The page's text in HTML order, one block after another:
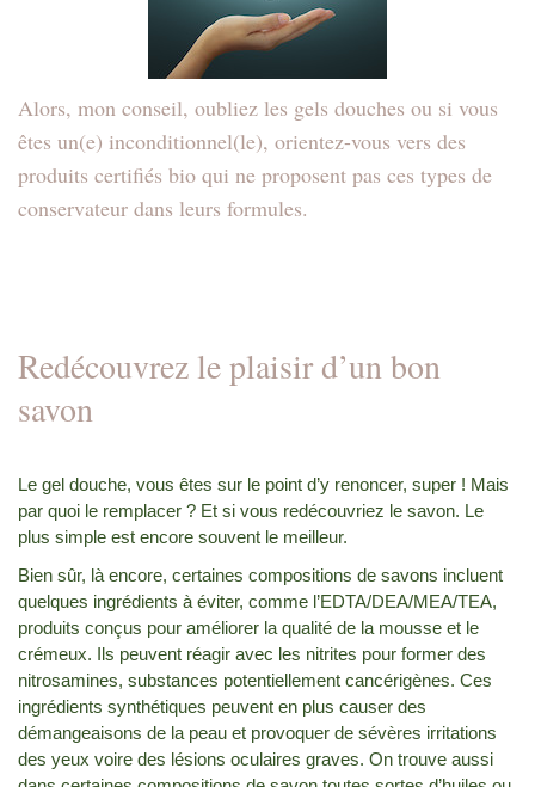
Alors, mon conseil, oubliez les gels douches ou si vous
êtes un(e) inconditionnel(le), orientez-vous vers des
produits certifiés bio qui ne proposent pas ces types de
conservateur dans leurs formules.
Redécouvrez le plaisir d’un bon
savon
Le gel douche, vous êtes sur le point d’y renoncer, super ! Mais
par quoi le remplacer ? Et si vous redécouvriez le savon. Le
plus simple est encore souvent le meilleur.
Bien sûr, là encore, certaines compositions de savons incluent
quelques ingrédients à éviter, comme l’EDTA/DEA/MEA/TEA,
produits conçus pour améliorer la qualité de la mousse et le
crémeux. Ils peuvent réagir avec les nitrites pour former des
nitrosamines, substances potentiellement cancérigènes. Ces
ingrédients synthétiques peuvent en plus causer des
démangeaisons de la peau et provoquer de sévères irritations
des yeux voire des lésions oculaires graves. On trouve aussi